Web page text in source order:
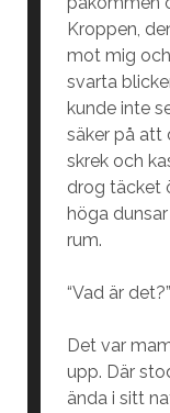
Kroppen,
mot mig
svarta
kunde inte
säker på att
skrek och
drog täcket
höga
rum.
“Vad är det?”
Det var
upp. Där
ända i sitt